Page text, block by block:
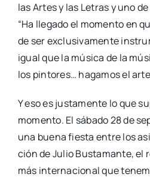
las Artes y las Letras y uno
“Ha lle­ga­do el momen­to en
de ser exclu­si­va­men­te
igual que la músi­ca de la
los pin­to­res… haga­mos el
Y eso es jus­ta­men­te lo que
momen­to. El sába­do 28 de
una bue­na fies­ta entre los
ción de Julio Bus­ta­man­te, el
más inter­na­cio­nal que